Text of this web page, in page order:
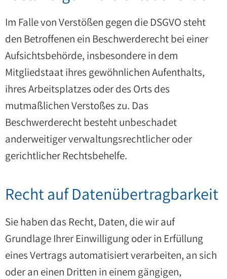
Im Falle von Verstößen gegen die DSGVO steht
den Betroffenen ein Beschwerderecht bei einer
Aufsichtsbehörde, insbesondere in dem
Mitgliedstaat ihres gewöhnlichen Aufenthalts,
ihres Arbeitsplatzes oder des Orts des
mutmaßlichen Verstoßes zu. Das
Beschwerderecht besteht unbeschadet
anderweitiger verwaltungsrechtlicher oder
gerichtlicher Rechtsbehelfe.
Recht auf Daten­übertrag­barkeit
Sie haben das Recht, Daten, die wir auf
Grundlage Ihrer Einwilligung oder in Erfüllung
eines Vertrags automatisiert verarbeiten, an sich
oder an einen Dritten in einem gängigen,